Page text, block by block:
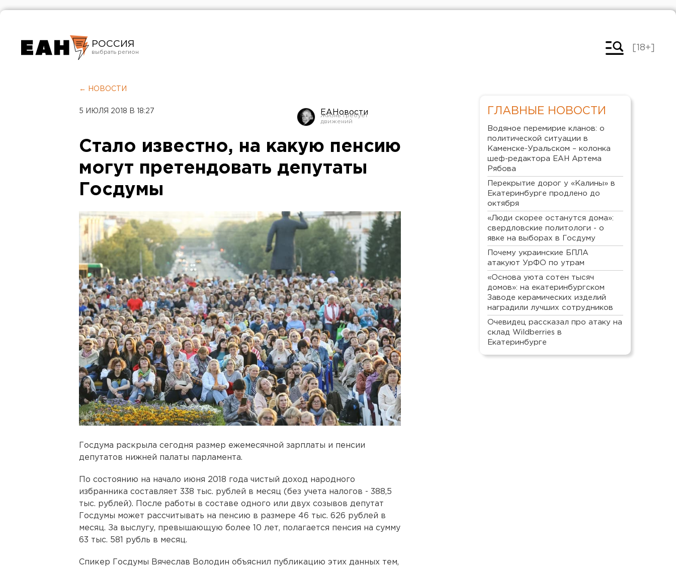
РОССИЯ
Челябинск
[18+]
← НОВОСТИ
5 ИЮЛЯ 2018 В 18:27 ЕАНовости
Стало известно, на какую пенсию
могут претендовать депутаты
Госдумы
Госдума раскрыла сегодня размер ежемесячной зарплаты и пенсии
депутатов нижней палаты парламента.
По состоянию на начало июня 2018 года чистый доход народного
избранника составляет 338 тыс. рублей в месяц (без учета налогов - 388,5
тыс. рублей). После работы в составе одного или двух созывов депутат
Госдумы может рассчитывать на пенсию в размере 46 тыс. 626 рублей в
месяц. За выслугу, превышающую более 10 лет, полагается пенсия на сумму
63 тыс. 581 рубль в месяц.
Спикер Госдумы Вячеслав Володин объяснил публикацию этих данных тем,
ГЛАВНЫЕ НОВОСТИ
Водяное перемирие кланов: о
политической ситуации в
Каменске-Уральском – колонка
шеф-редактора ЕАН Артема
Рябова
Перекрытие дорог у «Калины» в
Екатеринбурге продлено до
октября
«Люди скорее останутся дома»:
свердловские политологи - о
явке на выборах в Госдуму
Почему украинские БПЛА
атакуют УрФО по утрам
«Основа уюта сотен тысяч
домов»: на екатеринбургском
Заводе керамических изделий
наградили лучших сотрудников
Очевидец рассказал про атаку на
склад Wildberries в
Екатеринбурге